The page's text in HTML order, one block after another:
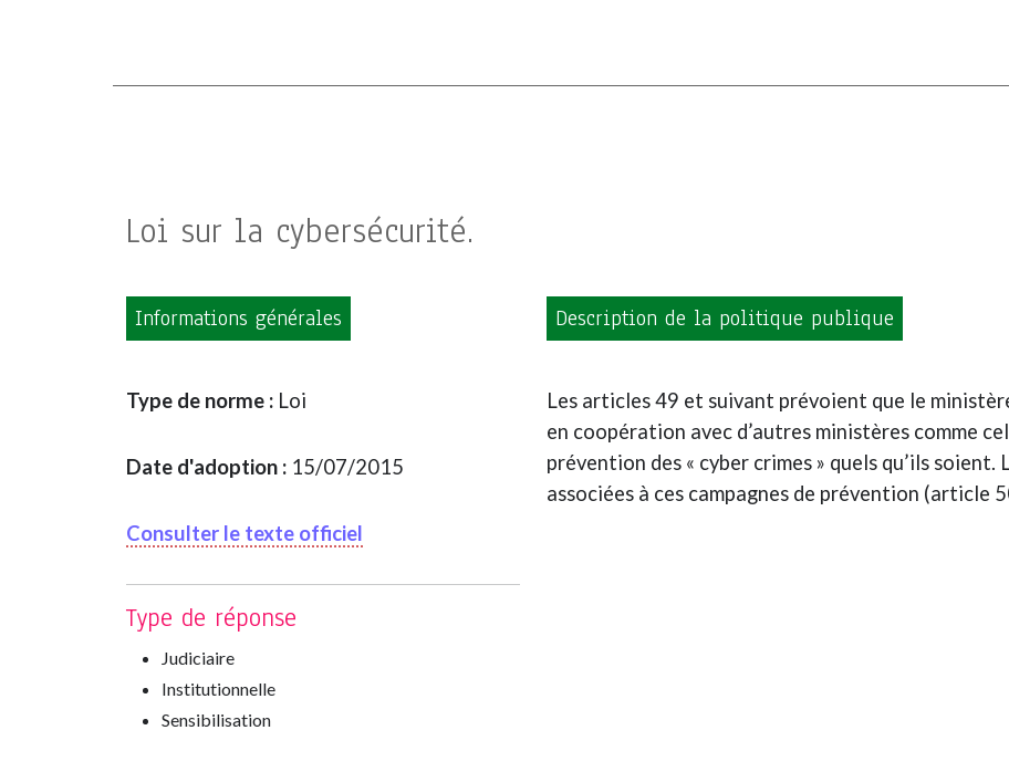
Loi sur la cybersécurité.
Informations générales
Type de norme : Loi
Date d'adoption : 15/07/2015
Consulter le texte officiel
Type de réponse
Judiciaire
Institutionnelle
Sensibilisation
Description de la politique publique
Les articles 49 et suivant prévoient que le
en coopération avec d’autres ministères comme
prévention des « cyber crimes » quels qu’ils
associées à ces campagnes de prévention (article